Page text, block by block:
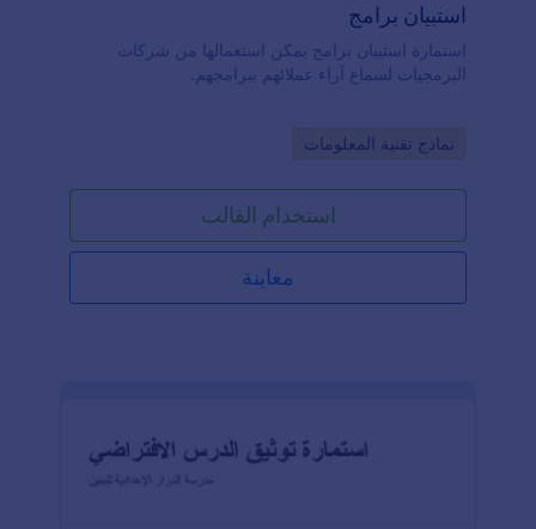
استبيان برامج
استمارة استبيان برامج يمكن استعمالها من شركات
البرمجيات لسماع آراء عملائهم ببرامجهم.
Go to Category:
نماذج تقنية المعلومات
استخدام القالب
معاينة